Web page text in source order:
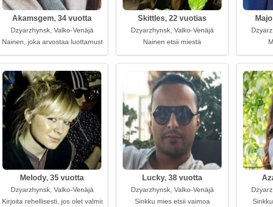
Akamsgem, 34 vuotta
Dzyarzhynsk, Valko-Venäjä
Nainen, joka arvostaa luottamusta ja tukea
Skittles, 22 vuotias
Dzyarzhynsk, Valko-Venäjä
Nainen etsii miestä
Melody, 35 vuotta
Dzyarzhynsk, Valko-Venäjä
Kirjoita rehellisesti, jos olet valmis olemaan siellä
Lucky, 38 vuotta
Dzyarzhynsk, Valko-Venäjä
Sinkku mies etsii vaimoa